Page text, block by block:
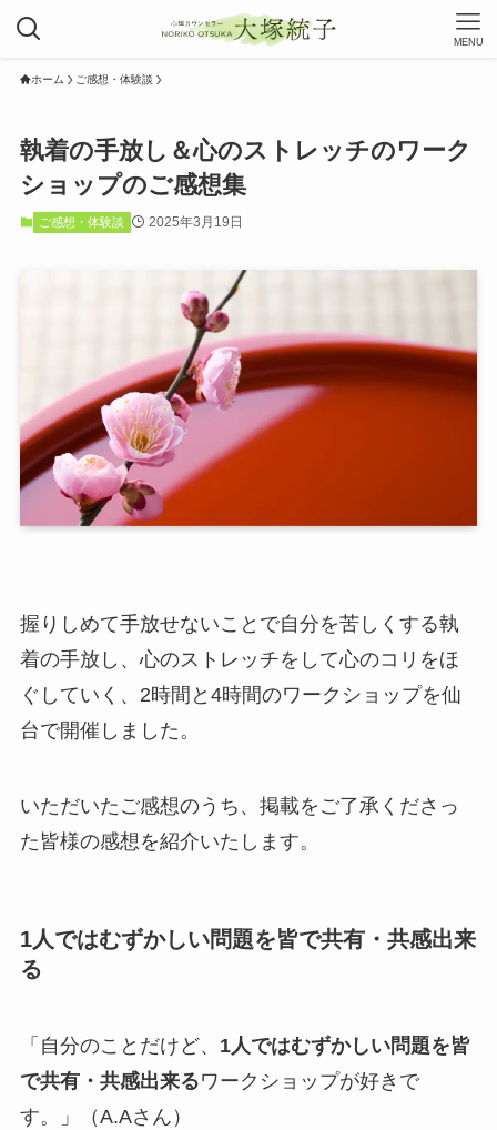
MENU
ホーム ご感想・体験談
執着の手放し＆心のストレッチのワーク
ショップのご感想集
ご感想・体験談 2025年3月19日
握りしめて手放せないことで自分を苦しくする執
着の手放し、心のストレッチをして心のコリをほ
ぐしていく、2時間と4時間のワークショップを仙
台で開催しました。
いただいたご感想のうち、掲載をご了承くださっ
た皆様の感想を紹介いたします。
1人ではむずかしい問題を皆で共有・共感出来
る
「自分のことだけど、 1人ではむずかしい問題を皆
で共有・共感出来るワークショップが好きで
す。」（A.Aさん）